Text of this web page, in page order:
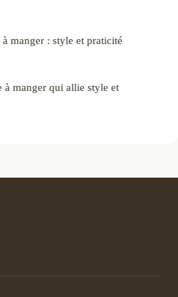
manger : style et praticité
à manger qui allie style et